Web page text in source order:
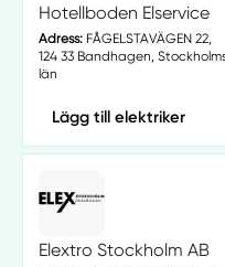
Hotellboden Elservice
Adress:FÅGELSTAVÄGEN 22,
124 33 Bandhagen,
län
Lägg till elektriker
Elextro Stockholm AB